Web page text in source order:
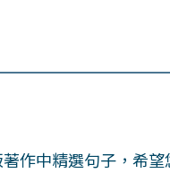
作中精選句子，希